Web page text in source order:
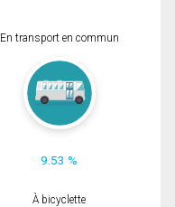
En transport en commun
9.53 %
À bicyclette